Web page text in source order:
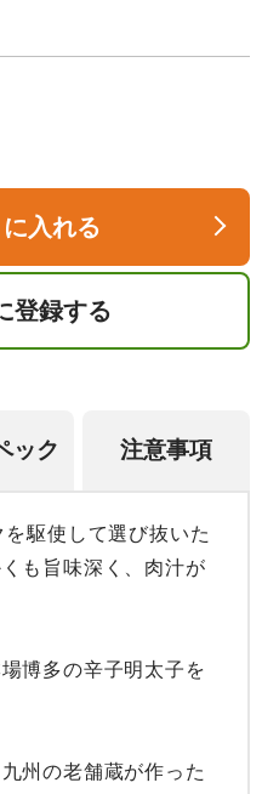
入れる
登録する
ック 注意事項
駆使して選び抜いた
も旨味深く、肉汁が
博多の辛子明太子を
州の老舗蔵が作った